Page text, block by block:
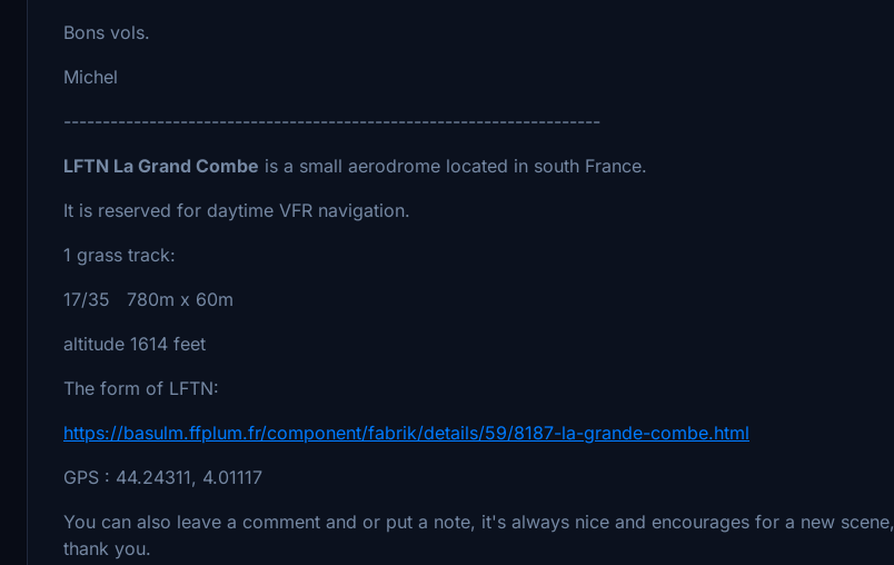
Bons vols.
Michel
---------------------------------------------------------------------
LFTN La Grand Combe is a small aerodrome located in south France.
It is reserved for daytime VFR navigation.
1 grass track:
17/35 780m x 60m
altitude 1614 feet
The form of LFTN:
https://basulm.ffplum.fr/component/fabrik/details/59/8187-la-grande-combe.html
GPS : 44.24311, 4.01117
You can also leave a comment and or put a note, it's always nice and encourages for a new scene,
thank you.